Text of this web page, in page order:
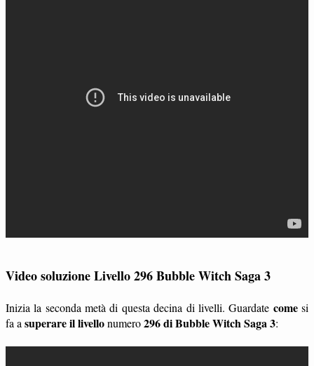
Video soluzione Livello 296 Bubble Witch Saga 3
Inizia la seconda metà di questa decina di livelli. Guardate comesi
fa a superare il livellonumero296 di Bubble Witch Saga 3: